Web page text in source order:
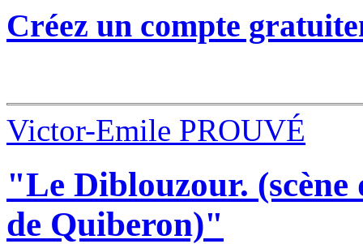
Créez un compte
Victor-Emile PROUVÉ
"Le Diblouzour.
de Quiberon)"